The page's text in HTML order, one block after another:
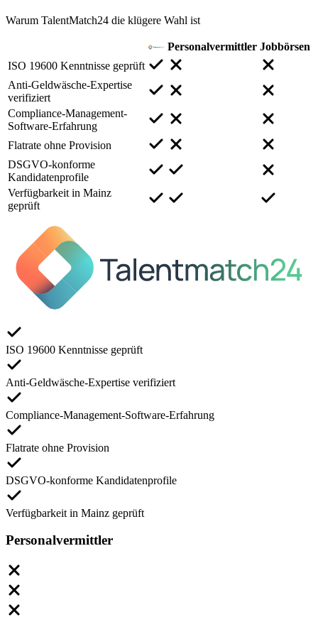
Warum TalentMatch24 die klügere Wahl ist
Personalvermittler Jobbörsen
ISO 19600 Kenntnisse geprüft
Anti-Geldwäsche-Expertise
verifiziert
Compliance-Management-
Software-Erfahrung
Flatrate ohne Provision
DSGVO-konforme
Kandidatenprofile
Verfügbarkeit in Mainz
geprüft
ISO 19600 Kenntnisse geprüft
Anti-Geldwäsche-Expertise verifiziert
Compliance-Management-Software-Erfahrung
Flatrate ohne Provision
DSGVO-konforme Kandidatenprofile
Verfügbarkeit in Mainz geprüft
Personalvermittler